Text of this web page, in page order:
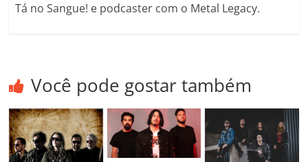
Tá no Sangue! e podcaster com o Metal Legacy.
Você pode gostar também